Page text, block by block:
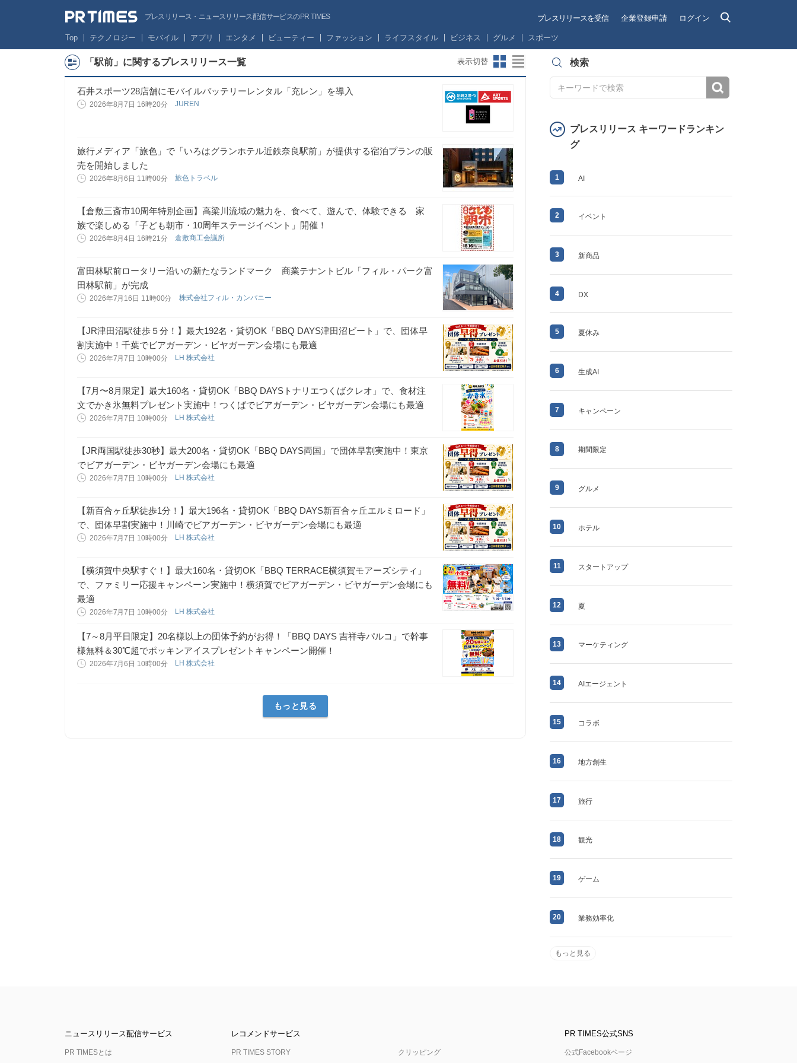
プレスリリース・ニュースリリース配信サービスのPR TIMES プレスリリースを受信 企業登録申請 ログイン
Top テクノロジー モバイル アプリ エンタメ ビューティー ファッション ライフスタイル ビジネス グルメ スポーツ
「駅前」に関するプレスリリース一覧 表示切替
石井スポーツ28店舗にモバイルバッテリーレンタル「充レン」を導入
2026年8月7日 16時20分 JUREN
旅行メディア「旅色」で「いろはグランホテル近鉄奈良駅前」が提供する宿泊プランの販
売を開始しました
2026年8月6日 11時00分 旅色トラベル
【倉敷三斎市10周年特別企画】高梁川流域の魅力を、食べて、遊んで、体験できる 家
族で楽しめる「子ども朝市・10周年ステージイベント」開催！
2026年8月4日 16時21分 倉敷商工会議所
富田林駅前ロータリー沿いの新たなランドマーク 商業テナントビル「フィル・パーク富
田林駅前」が完成
2026年7月16日 11時00分 株式会社フィル・カンパニー
【JR津田沼駅徒歩５分！】最大192名・貸切OK「BBQ DAYS津田沼ビート」で、団体早
割実施中！千葉でビアガーデン・ビヤガーデン会場にも最適
2026年7月7日 10時00分 LH 株式会社
【7月〜8月限定】最大160名・貸切OK「BBQ DAYSトナリエつくばクレオ」で、食材注
文でかき氷無料プレゼント実施中！つくばでビアガーデン・ビヤガーデン会場にも最適
2026年7月7日 10時00分 LH 株式会社
【JR両国駅徒歩30秒】最大200名・貸切OK「BBQ DAYS両国」で団体早割実施中！東京
でビアガーデン・ビヤガーデン会場にも最適
2026年7月7日 10時00分 LH 株式会社
【新百合ヶ丘駅徒歩1分！】最大196名・貸切OK「BBQ DAYS新百合ヶ丘エルミロード」
で、団体早割実施中！川崎でビアガーデン・ビヤガーデン会場にも最適
2026年7月7日 10時00分 LH 株式会社
【横須賀中央駅すぐ！】最大160名・貸切OK「BBQ TERRACE横須賀モアーズシティ」
で、ファミリー応援キャンペーン実施中！横須賀でビアガーデン・ビヤガーデン会場にも
最適
2026年7月7日 10時00分 LH 株式会社
【7～8月平日限定】20名様以上の団体予約がお得！「BBQ DAYS 吉祥寺パルコ」で幹事
様無料＆30℃超でポッキンアイスプレゼントキャンペーン開催！
2026年7月6日 10時00分 LH 株式会社
もっと見る
検索
プレスリリース キーワードランキン
グ
1 AI
2 イベント
3 新商品
4 DX
5 夏休み
6 生成AI
7 キャンペーン
8 期間限定
9 グルメ
10 ホテル
11 スタートアップ
12 夏
13 マーケティング
14 AIエージェント
15 コラボ
16 地方創生
17 旅行
18 観光
19 ゲーム
20 業務効率化
もっと見る
ニュースリリース配信サービス
PR TIMESとは
レコメンドサービス
PR TIMES STORY クリッピング
PR TIMES公式SNS
公式Facebookページ